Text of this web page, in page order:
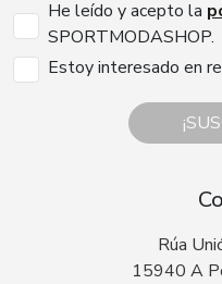
He leído y acepto la
SPORTMODASHOP.
Estoy interesado en
Rúa
15940 A